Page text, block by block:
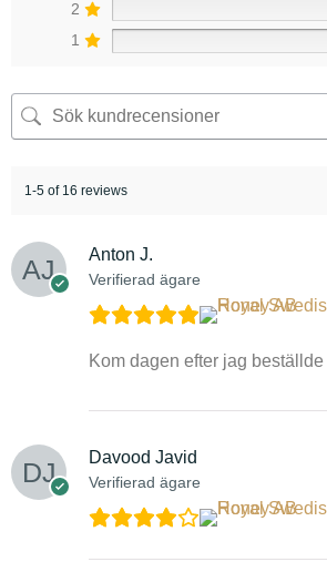
2
1
1-5 of 16 reviews
Anton J.
Verifierad ägare
Kom dagen efter jag beställde
Davood Javid
Verifierad ägare